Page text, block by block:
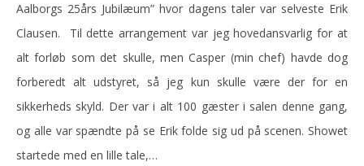
Aalborgs 25års Jubilæum” hvor dagens taler var selveste Erik
Clausen. Til dette arrangement var jeg hovedansvarlig for at
alt forløb som det skulle, men Casper (min chef) havde dog
forberedt alt udstyret, så jeg kun skulle være der for en
sikkerheds skyld. Der var i alt 100 gæster i salen denne gang,
og alle var spændte på se Erik folde sig ud på scenen. Showet
startede med en lille tale,…